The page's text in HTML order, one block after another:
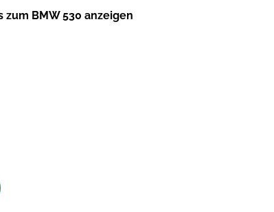
zum BMW 530 anzeigen